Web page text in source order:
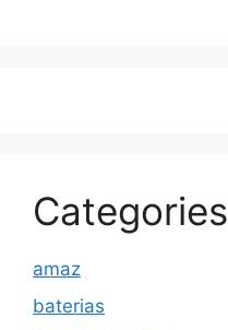
Categories
amaz
baterias